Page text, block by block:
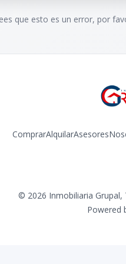
que esto es un error, por
ComprarAlquilarAsesores
© 2026 Inmobiliaria Grupal,
Powered